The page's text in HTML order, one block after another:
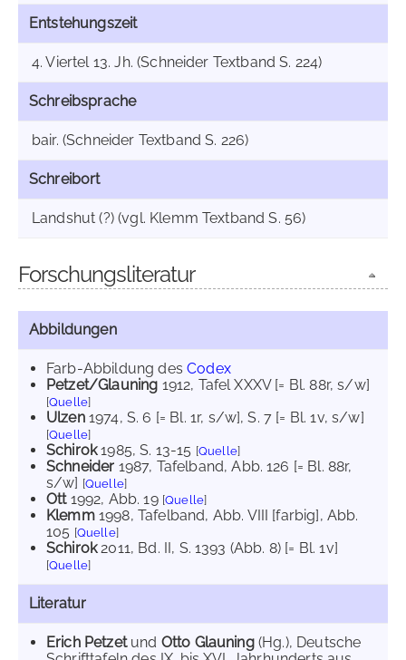
Entstehungszeit
4. Viertel 13. Jh. (Schneider Textband S. 224)
Schreibsprache
bair. (Schneider Textband S. 226)
Schreibort
Landshut (?) (vgl. Klemm Textband S. 56)
Forschungsliteratur
Abbildungen
Farb-Abbildung desCodex
Petzet/Glauning 1912, Tafel XXXV [= Bl. 88r, s/w]
[Quelle]
Ulzen1974, S. 6 [= Bl. 1r, s/w], S. 7 [= Bl. 1v, s/w]
[Quelle]
Schirok1985, S. 13-15 [Quelle]
Schneider 1987, Tafelband, Abb. 126 [= Bl. 88r,
s/w] [Quelle]
Ott1992, Abb. 19 [Quelle]
Klemm1998, Tafelband, Abb. VIII [farbig], Abb.
105 [Quelle]
Schirok2011, Bd. II, S. 1393 (Abb. 8) [= Bl. 1v]
[Quelle]
Literatur
Erich Petzetund Otto Glauning (Hg.), Deutsche